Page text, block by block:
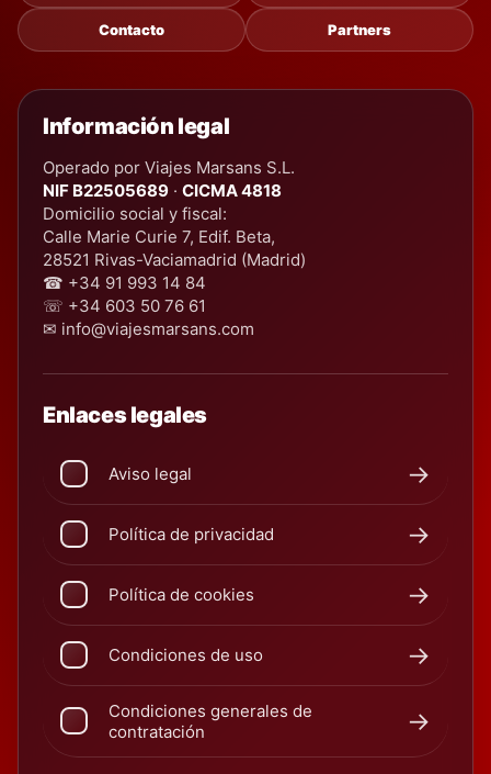
Contacto Partners
Información legal
Operado por Viajes Marsans S.L.
NIF B22505689 · CICMA 4818
Domicilio social y fiscal:
Calle Marie Curie 7, Edif. Beta,
28521 Rivas-Vaciamadrid (Madrid)
☎ +34 91 993 14 84
☏ +34 603 50 76 61
✉ info@viajesmarsans.com
Enlaces legales
Aviso legal
Política de privacidad
Política de cookies
Condiciones de uso
Condiciones generales de
contratación